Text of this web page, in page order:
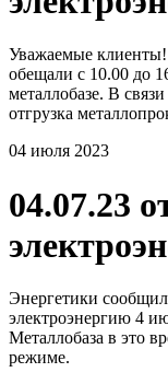
Уважаемые клиенты!
обещали с 10.00 до
металлобазе. В
отгрузка
04 июля 2023
04.07.23
Энергетики
электроэнергию 4
Металлобаза в это
режиме.